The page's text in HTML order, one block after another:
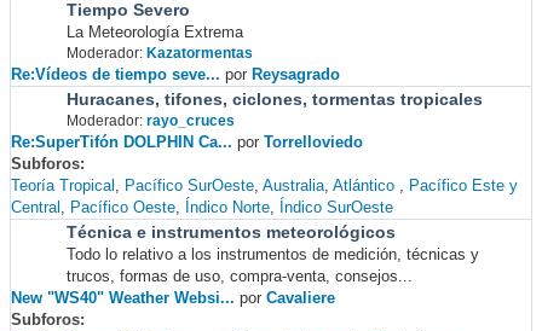
Tiempo Severo
La Meteorología Extrema
Moderador: Kazatormentas
Re:Vídeos de tiempo seve... por Reysagrado
Huracanes, tifones, ciclones, tormentas tropicales
Moderador: rayo_cruces
Re:SuperTifón DOLPHIN Ca... por Torrelloviedo
Subforos
Teoría Tropical
Pacífico SurOeste Australia Atlántico
Pacífico Este y
Central
Pacífico Oeste Índico Norte Índico SurOeste
Técnica e instrumentos meteorológicos
Todo lo relativo a los instrumentos de medición, técnicas y
trucos, formas de uso, compra-venta, consejos...
New "WS40" Weather Websi... por Cavaliere
Subforos